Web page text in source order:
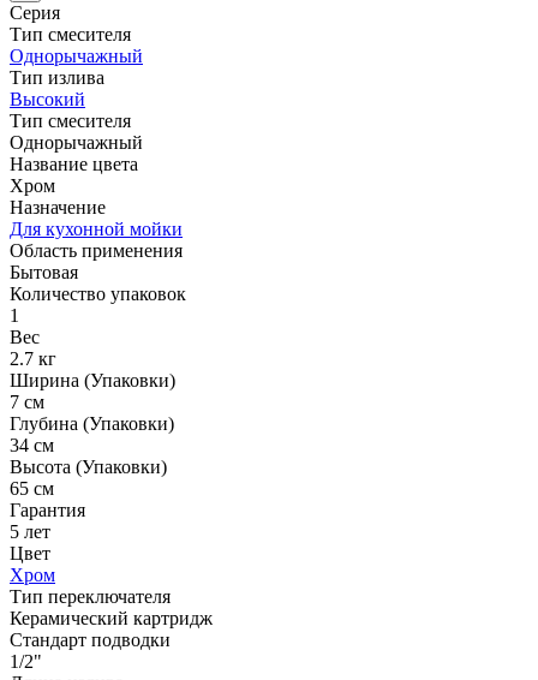
Серия
Тип смесителя
Однорычажный
Тип излива
Высокий
Тип смесителя
Однорычажный
Название цвета
Хром
Назначение
Для кухонной мойки
Область применения
Бытовая
Количество упаковок
1
Вес
2.7 кг
Ширина (Упаковки)
7 см
Глубина (Упаковки)
34 см
Высота (Упаковки)
65 см
Гарантия
5 лет
Цвет
Хром
Тип переключателя
Керамический картридж
Стандарт подводки
1/2"